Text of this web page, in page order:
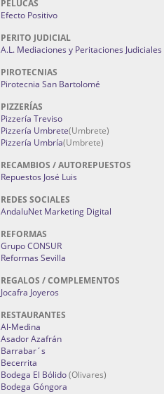
PELUCAS
Efecto Positivo
PERITO JUDICIAL
A.L. Mediaciones y Peritaciones Judiciales
PIROTECNIAS
Pirotecnia San Bartolomé
PIZZERÍAS
Pizzería Treviso
Pizzería Umbrete(Umbrete)
Pizzería Umbría(Umbrete)
RECAMBIOS / AUTOREPUESTOS
Repuestos José Luis
REDES SOCIALES
AndaluNet Marketing Digital
REFORMAS
Grupo CONSUR
Reformas Sevilla
REGALOS / COMPLEMENTOS
Jocafra Joyeros
RESTAURANTES
Al-Medina
Asador Azafrán
Barrabar´s
Becerrita
Bodega El Bólido(Olivares)
Bodega Góngora